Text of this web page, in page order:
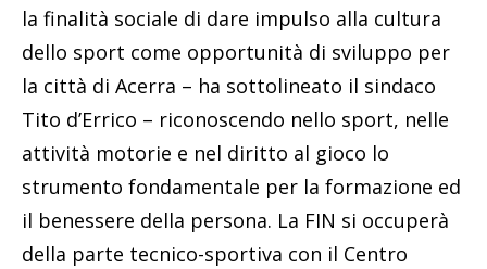
la finalità sociale di dare impulso alla cultura
dello sport come opportunità di sviluppo per
la città di Acerra – ha sottolineato il sindaco
Tito d’Errico – riconoscendo nello sport, nelle
attività motorie e nel diritto al gioco lo
strumento fondamentale per la formazione ed
il benessere della persona. La FIN si occuperà
della parte tecnico-sportiva con il Centro